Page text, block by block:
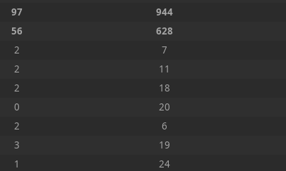
97 944
56 628
2 7
2 11
2 18
0 20
2 6
3 19
1 24